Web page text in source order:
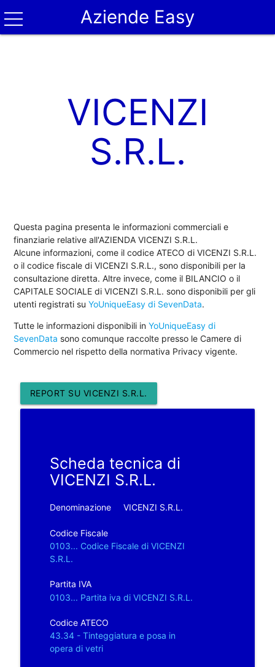
Aziende Easy
VICENZI
S.R.L.
Questa pagina presenta le informazioni commerciali e
finanziarie relative all'AZIENDA VICENZI S.R.L.
Alcune informazioni, come il codice ATECO di VICENZI S.R.L.
o il codice fiscale di VICENZI S.R.L., sono disponibili per la
consultazione diretta. Altre invece, come il BILANCIO o il
CAPITALE SOCIALE di VICENZI S.R.L. sono disponibili per gli
utenti registrati suYoUniqueEasy di SevenData.
Tutte le informazioni disponibili inYoUniqueEasy di
SevenData sono comunque raccolte presso le Camere di
Commercio nel rispetto della normativa Privacy vigente.
REPORT SU VICENZI S.R.L.
Scheda tecnica di
VICENZI S.R.L.
Denominazione VICENZI S.R.L.
Codice Fiscale
0103... Codice Fiscale di VICENZI
S.R.L.
Partita IVA
0103... Partita iva di VICENZI S.R.L.
Codice ATECO
43.34 - Tinteggiatura e posa in
opera di vetri